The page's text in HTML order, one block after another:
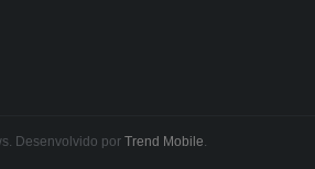
Desenvolvido por Trend Mobile.